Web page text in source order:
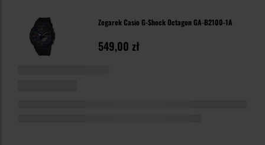
Zegarek Casio G-Shock Octagon GA-B2100-1A
549,00 zł